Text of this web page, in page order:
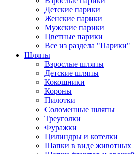
Детские парики
Женские парики
Мужские парики
Цветные парики
Все из раздела "Парики"
Шляпы
Взрослые шляпы
Детские шляпы
Кокошники
Короны
Пилотки
Соломенные шляпы
Треуголки
Фуражки
Цилиндры и котелки
Шапки в виде животных